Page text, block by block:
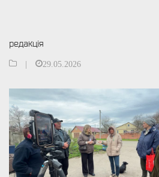
редакція
29.05.2026